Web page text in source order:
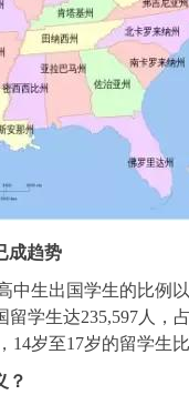
成趋势
出国学生的比例以
学生达235,597人
岁至17岁的留学生
？